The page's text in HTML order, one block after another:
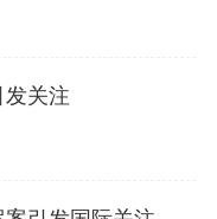
关注